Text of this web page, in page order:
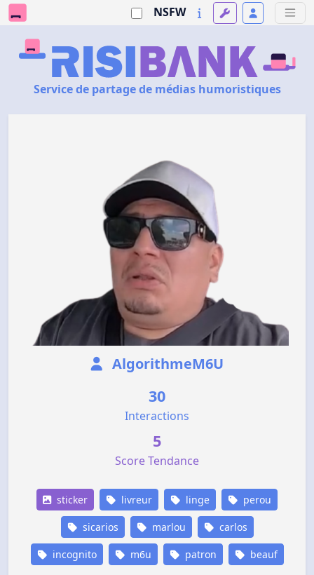
NSFW
Service de partage de médias humoristiques
AlgorithmeM6U
30
Interactions
5
Score Tendance
sticker livreur linge perou
sicarios marlou carlos
incognito m6u patron beauf